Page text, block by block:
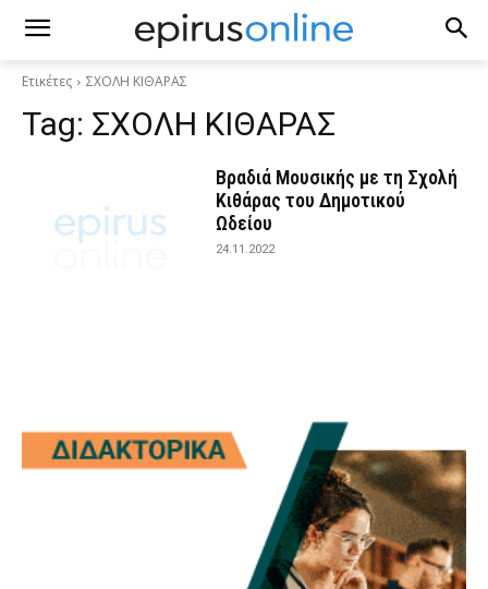
Ετικέτες ΣΧΟΛΗ ΚΙΘΑΡΑΣ
Tag: ΣΧΟΛΗ ΚΙΘΑΡΑΣ
Βραδιά Μουσικής με τη Σχολή
Κιθάρας του Δημοτικού
Ωδείου
24.11.2022